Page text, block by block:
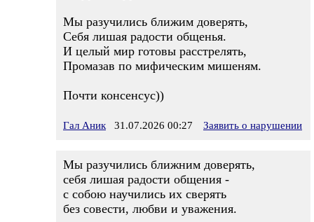
Мы разучились ближим доверять,
Себя лишая радости общенья.
И целый мир готовы расстрелять,
Промазав по мифическим мишеням.
Почти консенсус))
Гал Аник 31.07.2026 00:27 Заявить о нарушении
Мы разучились ближним доверять,
себя лишая радости общения -
с собою научились их сверять
без совести, любви и уважения.